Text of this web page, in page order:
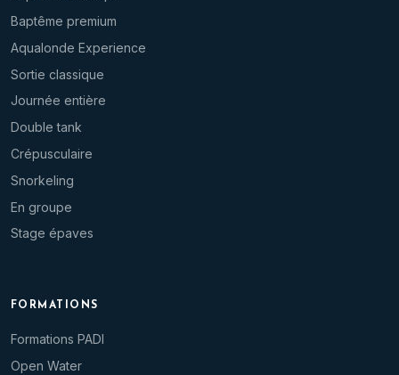
Baptême premium
Aqualonde Experience
Sortie classique
Journée entière
Double tank
Crépusculaire
Snorkeling
En groupe
Stage épaves
FORMATIONS
Formations PADI
Open Water